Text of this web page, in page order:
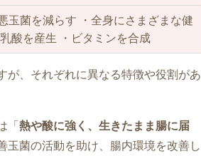
玉菌を減らす ・全身にさまざまな健
酸を産生 ・ビタミンを合成
が、それぞれに異なる特徴や役割があ
「 熱や酸に強く、生きたまま腸に届
玉菌の活動を助け、腸内環境を改善し